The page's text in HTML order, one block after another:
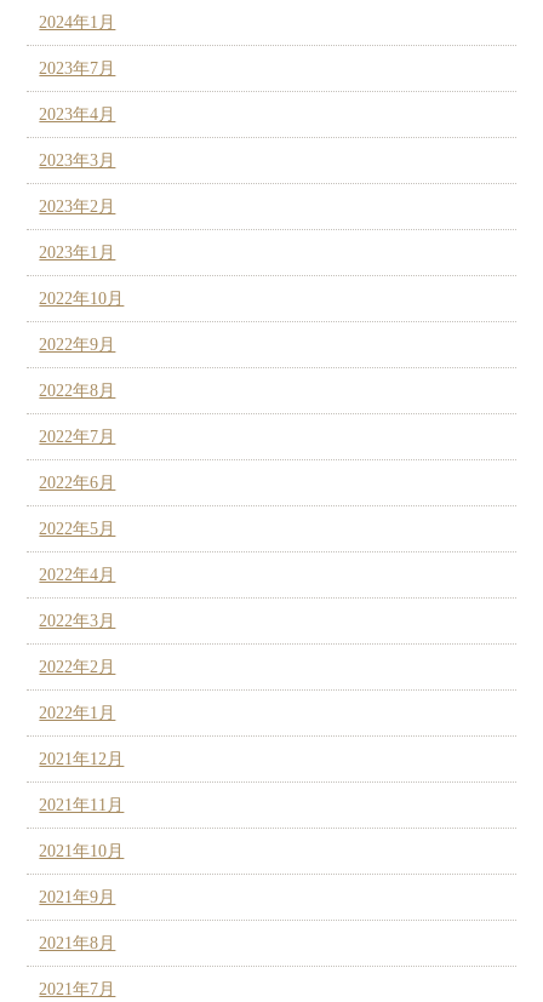
2024年1月
2023年7月
2023年4月
2023年3月
2023年2月
2023年1月
2022年10月
2022年9月
2022年8月
2022年7月
2022年6月
2022年5月
2022年4月
2022年3月
2022年2月
2022年1月
2021年12月
2021年11月
2021年10月
2021年9月
2021年8月
2021年7月